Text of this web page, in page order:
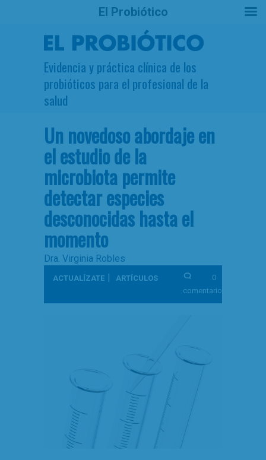
Evidencia y práctica clínica de los
probióticos para el profesional de la
salud
Un novedoso abordaje en
el estudio de la
microbiota permite
detectar especies
desconocidas hasta el
momento
Dra. Virginia Robles
ACTUALÍZATE | ARTÍCULOS
0
comentarios
El Probiótico